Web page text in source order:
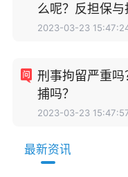
么呢？反担保与
2023-03-23
刑事拘留严重
捕吗？
2023-03-23
最新资讯